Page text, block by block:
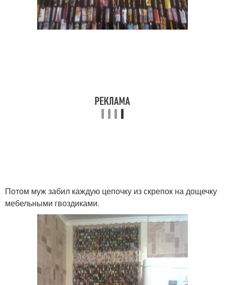
Потом муж забил каждую цепочку из скрепок на дощечку
мебельными гвоздиками.